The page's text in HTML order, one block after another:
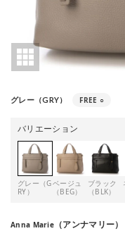
グレー（GRY） FREE ○
バリエーション
グレー（G
RY）
ベージュ
（BEG）
ブラック
（BLK）
Anna Marie （アンナマリー）